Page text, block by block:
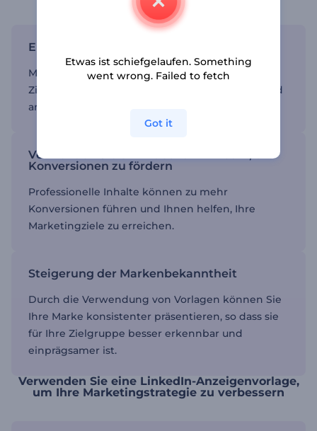
Erreichen Sie Ihre Zielgruppe
Mit einer Videoanzeige können Sie Ihre
Zielgruppe in den sozialen Medien erreichen und
ansprechen.
Verwenden Sie ein Video für LinkedIn, um
Konversionen zu fördern
Professionelle Inhalte können zu mehr
Konversionen führen und Ihnen helfen, Ihre
Marketingziele zu erreichen.
Steigerung der Markenbekanntheit
Durch die Verwendung von Vorlagen können Sie
Ihre Marke konsistenter präsentieren, so dass sie
für Ihre Zielgruppe besser erkennbar und
einprägsamer ist.
Verwenden Sie eine LinkedIn-Anzeigenvorlage,
um Ihre Marketingstrategie zu verbessern
Etwas ist schiefgelaufen. Something
went wrong. Failed to fetch
Got it